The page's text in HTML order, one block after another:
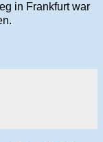
in Frankfurt war